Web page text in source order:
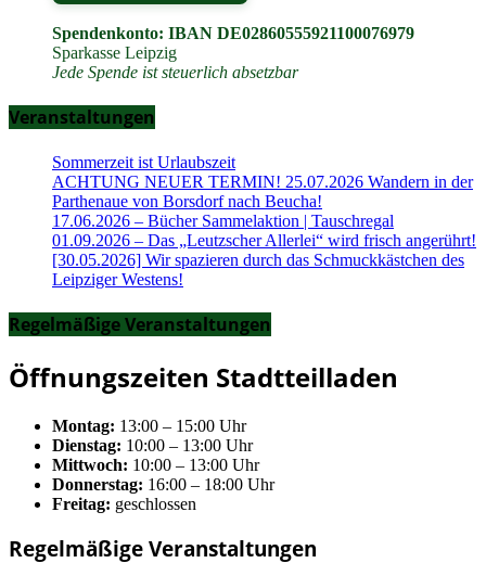
Spendenkonto: IBAN DE02860555921100076979
Sparkasse Leipzig
Jede Spende ist steuerlich absetzbar
Veranstaltungen
Sommerzeit ist Urlaubszeit
ACHTUNG NEUER TERMIN! 25.07.2026 Wandern in der
Parthenaue von Borsdorf nach Beucha!
17.06.2026 – Bücher Sammelaktion | Tauschregal
01.09.2026 – Das „Leutzscher Allerlei“ wird frisch angerührt!
[30.05.2026] Wir spazieren durch das Schmuckkästchen des
Leipziger Westens!
Regelmäßige Veranstaltungen
Öffnungszeiten Stadtteilladen
Montag: 13:00 – 15:00 Uhr
Dienstag: 10:00 – 13:00 Uhr
Mittwoch: 10:00 – 13:00 Uhr
Donnerstag: 16:00 – 18:00 Uhr
Freitag: geschlossen
Regelmäßige Veranstaltungen